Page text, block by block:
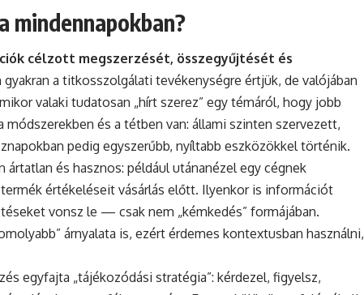
mindennapokban?
célzott megszerzését, összegyűjtését és
a titkosszolgálati tevékenységre értjük, de valójában
valaki tudatosan „hírt szerez” egy témáról, hogy jobb
és a tétben van: állami szinten szervezett,
pedig egyszerűbb, nyíltabb eszközökkel történik.
és hasznos: például utánanézel egy cégnek
értékeléseit vásárlás előtt. Ilyenkor is információt
vonsz le — csak nem „kémkedés” formájában.
árnyalata is, ezért érdemes kontextusban használni,
egyfajta „tájékozódási stratégia”: kérdezel, figyelsz,